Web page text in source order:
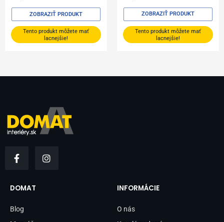
Tento produkt môžete mať
lacnejšie!
ZOBRAZIŤ PRODUKT
Tento produkt môžete mať
lacnejšie!
ZOBRAZIŤ PRODUKT
a
b
o
k
n
DOMAT
Blog
INFORMÁCIE
O nás